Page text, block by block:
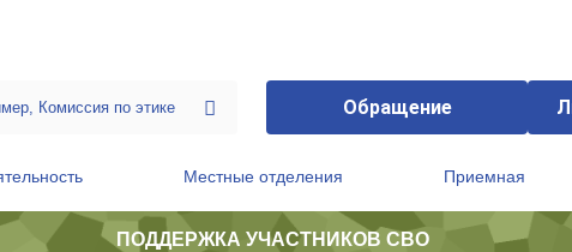
Обращение
Местные отделения Приемная
ПОДДЕРЖКА УЧАСТНИКОВ СВО